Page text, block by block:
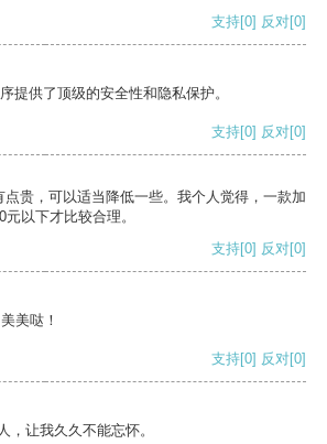
支持[0] 反对[0]
提供了顶级的安全性和隐私保护。
支持[0] 反对[0]
贵，可以适当降低一些。我个人觉得，一款加
以下才比较合理。
支持[0] 反对[0]
美哒！
支持[0] 反对[0]
，让我久久不能忘怀。